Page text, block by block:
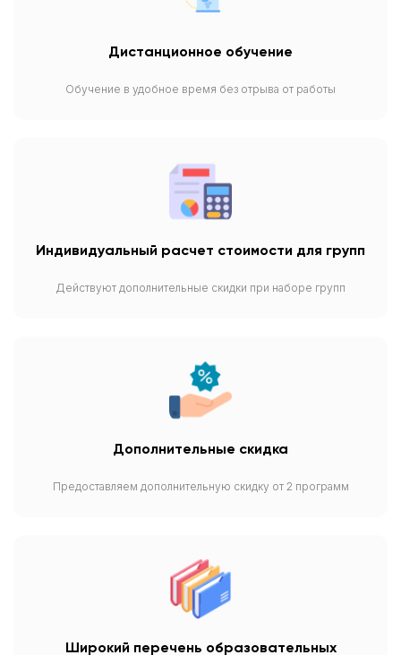
Дистанционное обучение
Обучение в удобное время без отрыва от работы
Индивидуальный расчет стоимости для групп
Действуют дополнительные скидки при наборе групп
Дополнительные скидка
Предоставляем дополнительную скидку от 2 программ
Широкий перечень образовательных